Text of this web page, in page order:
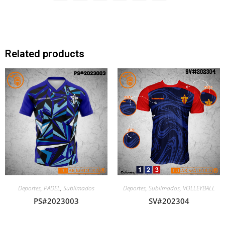
Related products
Deportes, PADEL, Sublimados
PS#2023003
Deportes, Sublimados, VOLLEYBALL
SV#202304